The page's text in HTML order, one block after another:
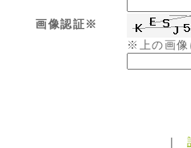
画像認証※
※上の画像
|